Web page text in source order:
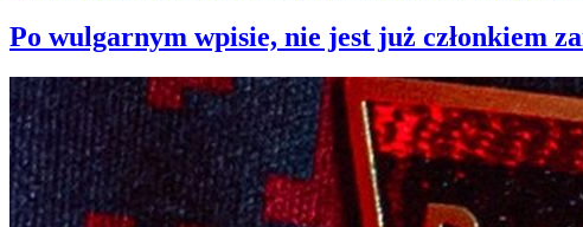
Po wulgarnym wpisie, nie jest już członkiem